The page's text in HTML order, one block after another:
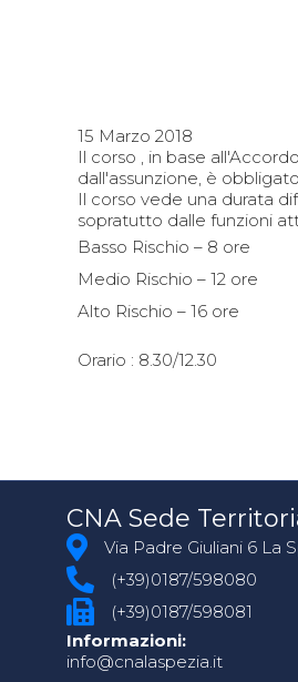
15 Marzo 2018
Il corso , in base
dall'assunzione, è
Il corso vede una durata
sopratutto dalle funzioni
Basso Rischio – 8 ore
Medio Rischio – 12 ore
Alto Rischio – 16 ore
Orario : 8.30/12.30
CNA Sede
Via Padre Giuliani 6 La
(+39)0187/598080
(+39)0187/598081
Informazioni:
info@cnalaspezia.it